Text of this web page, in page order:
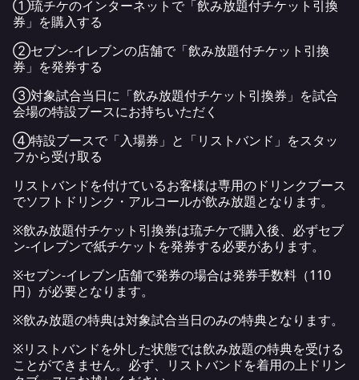
①琉チケのインターネットで「飲み放題付チケット引換
券」を購入する
②セブン‐イレブンの店舗で「飲み放題付チケット引換
券」を発券する
③対象試合当日に「飲み放題付チケット引換券」を試合
会場の特設ブースにお持ちいただく
④特設ブースで「入場券」と「リストバンド」をスタッ
フから受け取る
リストバンドを付けているお客様は専用のドリンクブース
でソフトドリンク・アルコールが飲み放題となります。
※飲み放題付チケット引換券は琉チケで購入後、必ずセブ
ン‐イレブンで紙チケットを発券する必要があります。
※セブン-イレブン店舗で発券の場合は発券手数料（110
円）が必要となります。
※飲み放題の特典は対象試合当日のみの特典となります。
※リストバンドを外した状態では飲み放題の特典を受ける
ことができません。必ず、リストバンドを着用の上ドリン